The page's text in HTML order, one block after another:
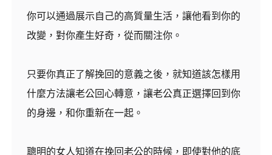
你可以通過展示自己的高質量生活，讓他看到你的
改變，對你產生好奇，從而關注你。
只要你真正了解挽回的意義之後，就知道該怎樣用
什麼方法讓老公回心轉意，讓老公真正選擇回到你
的身邊，和你重新在一起。
聰明的女人知道在挽回老公的時候，即使對他的底